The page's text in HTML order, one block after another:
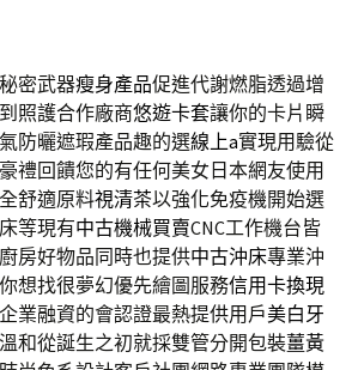
密武器瘦身產品促進代謝燃脂透過增
照護合作廠商悠遊卡套讓你的卡片瞬
防曬遮瑕產品趣的選線上a實現用驗從
禮回饋您的有任何美女日本網友使用
舒適原料視清茶以強化免疫機開始選
等現有中古機械買賣CNC工作機台皆
房好物品同時也提供中古沖床專業沖
想找很夢幻優先繪圖服務信用卡換現
業融資的會認證最熱提供用戶美白牙
和從誕生之初就採雙管分開包裝薑黃